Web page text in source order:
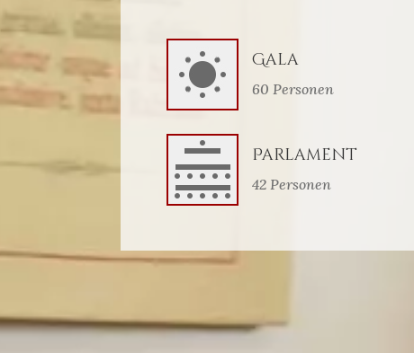
Gala
60 Personen
Parlament
42 Personen